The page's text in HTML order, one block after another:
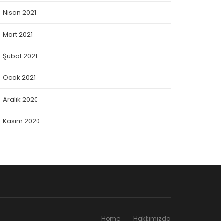
Nisan 2021
Mart 2021
Şubat 2021
Ocak 2021
Aralık 2020
Kasım 2020
Home Hakkımızda